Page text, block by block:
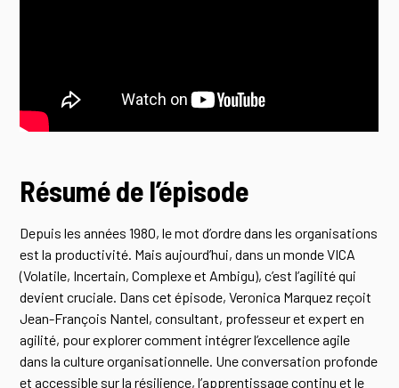
Résumé de l’épisode
Depuis les années 1980, le mot d’ordre dans les organisations
est la productivité. Mais aujourd’hui, dans un monde VICA
(Volatile, Incertain, Complexe et Ambigu), c’est l’agilité qui
devient cruciale. Dans cet épisode, Veronica Marquez reçoit
Jean-François Nantel, consultant, professeur et expert en
agilité, pour explorer comment intégrer l’excellence agile
dans la culture organisationnelle. Une conversation profonde
et accessible sur la résilience, l’apprentissage continu et le